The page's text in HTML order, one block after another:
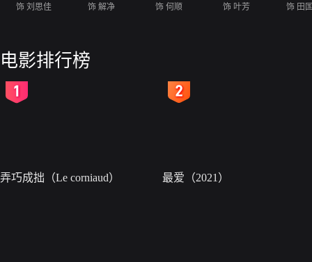
饰 刘思佳 饰 解净 饰 何顺 饰 叶芳 饰 田
电影排行榜
弄巧成拙（Le corniaud） 最爱（2021）